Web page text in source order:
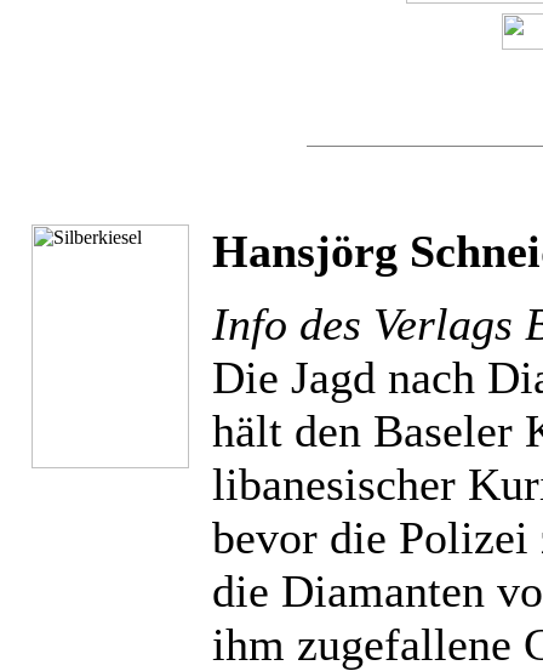
Hansjörg
Info des Verlags
Die Jagd nach
hält den Baseler
libanesischer
bevor die Polizei
die Diamanten
ihm zugefallene